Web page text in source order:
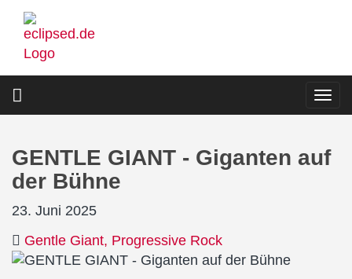
Direkt
zum
Inhalt
GENTLE GIANT - Giganten auf
der Bühne
23. Juni 2025
Gentle Giant Progressive Rock